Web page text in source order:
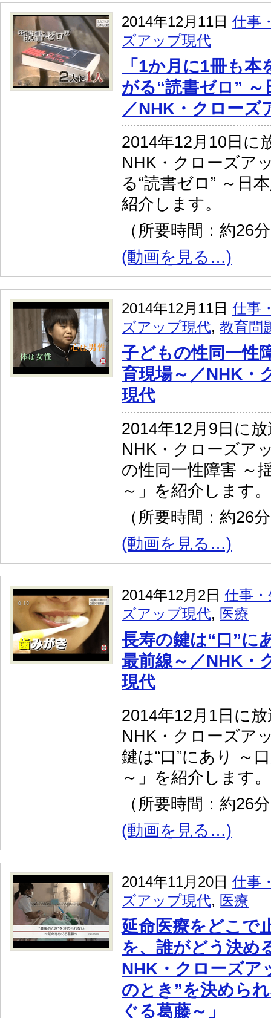
2014年12月11日 仕事
ズアップ現代
「1か月に1冊も
がる“読書ゼロ”
／NHK・クローズ
2014年12月10日に
NHK・クローズア
る“読書ゼロ” ～日
紹介します。
（所要時間：約26
(動画を見る…)
2014年12月11日 仕事
ズアップ現代, 教育問
子どもの性同一性
育現場～／NHK・
現代
2014年12月9日に
NHK・クローズア
の性同一性障害 ～
～」を紹介します。
（所要時間：約26
(動画を見る…)
2014年12月2日 仕事
ズアップ現代, 医療
長寿の鍵は“口”に
最前線～／NHK・
現代
2014年12月1日に
NHK・クローズア
鍵は“口”にあり ～
～」を紹介します。
（所要時間：約26
(動画を見る…)
2014年11月20日 仕事
ズアップ現代, 医療
延命医療をどこで
を、誰がどう決め
NHK・クローズア
のとき”を決めら
ぐる葛藤～」